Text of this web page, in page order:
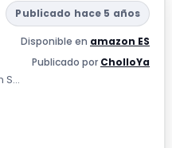
Publicado hace 5 años
Disponible en amazon ES
Publicado por CholloYa
S...